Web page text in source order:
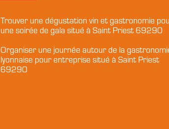
Trouver une dégustation vin et gastronomie
une soirée de gala situé à Saint Priest 69290
Organiser une journée autour de la
lyonnaise pour entreprise situé à Saint Priest
69290